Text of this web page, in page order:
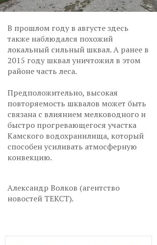
В прошлом году в августе здесь
также наблюдался похожий
локальный сильный шквал. А ранее в
2015 году шквал уничтожил в этом
районе часть леса.
Предположительно, высокая
повторяемость шквалов может быть
связана с влиянием мелководного и
быстро прогревающегося участка
Камского водохранилища, который
способен усиливать атмосферную
конвекцию.
Александр Волков (агентство
новостей ТЕКСТ).